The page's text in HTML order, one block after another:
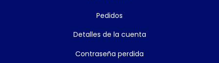
Pedidos
Detalles de la cuenta
Contraseña perdida